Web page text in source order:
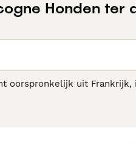
Honden ter
oorspronkelijk uit
Gascogne en Griffons. Het